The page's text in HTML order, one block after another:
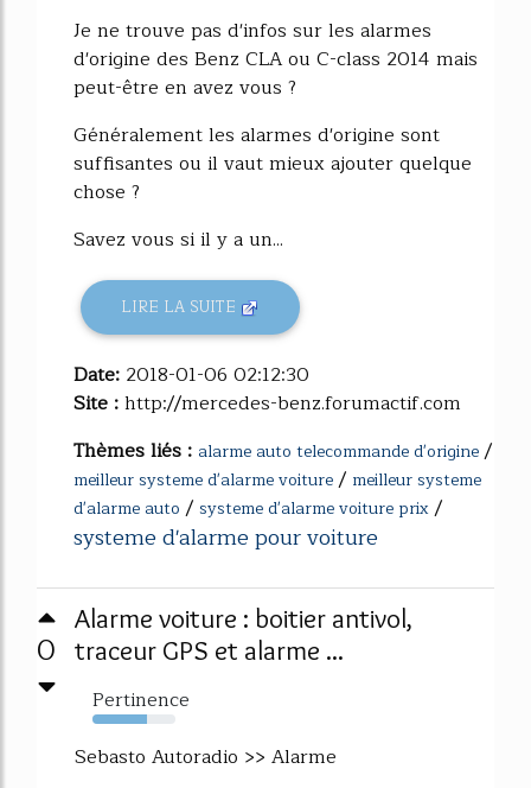
Je ne trouve pas d'infos sur les alarmes
d'origine des Benz CLA ou C-class 2014 mais
peut-être en avez vous ?
Généralement les alarmes d'origine sont
suffisantes ou il vaut mieux ajouter quelque
chose ?
Savez vous si il y a un...
LIRE LA SUITE
Date: 2018-01-06 02:12:30
Site :http://mercedes-benz.forumactif.com
Thèmes liés : alarme auto telecommande d'origine/
meilleur systeme d'alarme voiture/ meilleur systeme
d'alarme auto / systeme d'alarme voiture prix/
systeme d'alarme pour voiture
0
Alarme voiture : boitier antivol,
traceur GPS et alarme ...
Pertinence
66%
Sebasto Autoradio >> Alarme